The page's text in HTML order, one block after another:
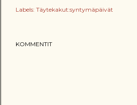
Labels: Täytekakut:syntymäpäivät
KOMMENTIT